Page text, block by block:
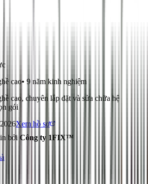
cao• 9 năm kinh nghiệm
cao, chuyên lắp đặt và sửa chữa hệ
gói
Xem hồ sơ
bởi Công ty 1FIX™